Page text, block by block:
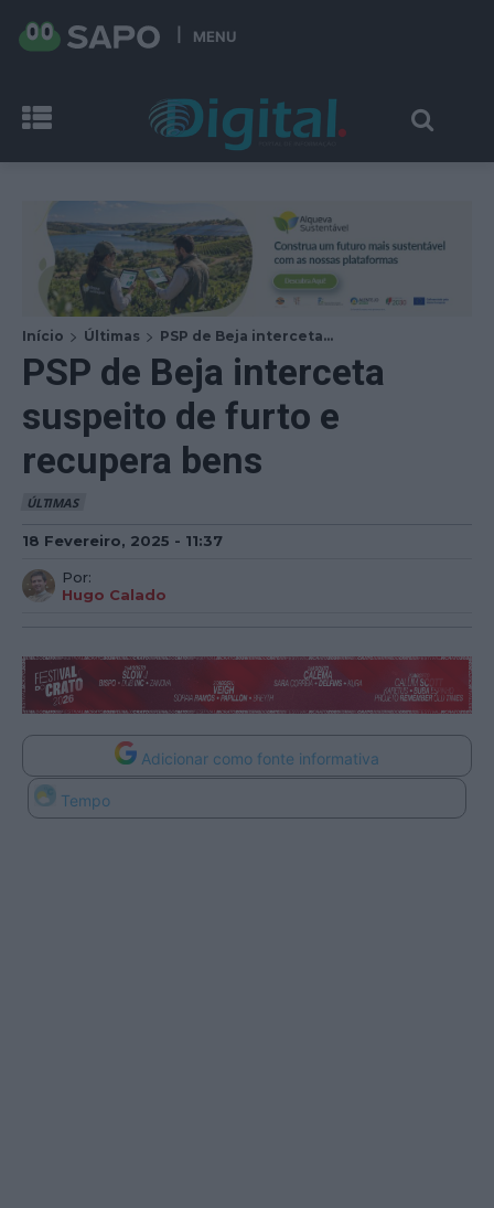
MENU
Início Últimas PSP de Beja interceta...
PSP de Beja interceta
suspeito de furto e
recupera bens
ÚLTIMAS
18 Fevereiro, 2025 - 11:37
Por:
Hugo Calado
Adicionar como fonte informativa
Tempo